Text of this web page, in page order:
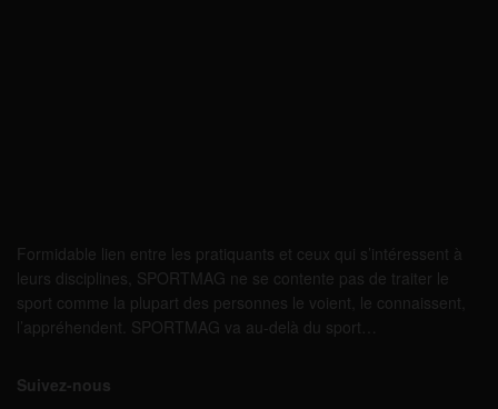
Formidable lien entre les pratiquants et ceux qui s’intéressent à
leurs disciplines, SPORTMAG ne se contente pas de traiter le
sport comme la plupart des personnes le voient, le connaissent,
l’appréhendent. SPORTMAG va au-delà du sport…
Suivez-nous